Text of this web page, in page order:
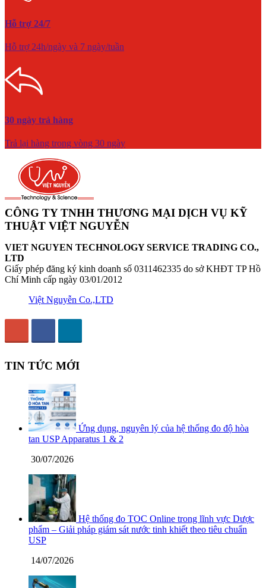
Hỗ trợ 24/7
Hỗ trợ 24h/ngày và 7 ngày/tuần
30 ngày trả hàng
Trả lại hàng trong vòng 30 ngày
CÔNG TY TNHH THƯƠNG MẠI DỊCH VỤ KỸ
THUẬT VIỆT NGUYỄN
VIET NGUYEN TECHNOLOGY SERVICE TRADING CO.,
LTD
Giấy phép đăng ký kinh doanh số 0311462335 do sở KHĐT TP Hồ
Chí Minh cấp ngày 03/01/2012
Việt Nguyễn Co.,LTD
TIN TỨC MỚI
Ứng dụng, nguyên lý của hệ thống đo độ hòa
tan USP Apparatus 1 & 2
30/07/2026
Hệ thống đo TOC Online trong lĩnh vực Dược
phẩm – Giải pháp giám sát nước tinh khiết theo tiêu chuẩn
USP
14/07/2026